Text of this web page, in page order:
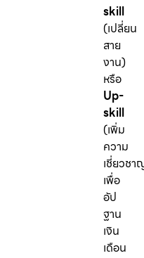
skill
(เปลี่ยน
สาย
งาน)
หรือ
Up-
skill
(เพิ่ม
ความ
เชี่ยวช
เพื่อ
อัป
ฐาน
เงิน
เดือน